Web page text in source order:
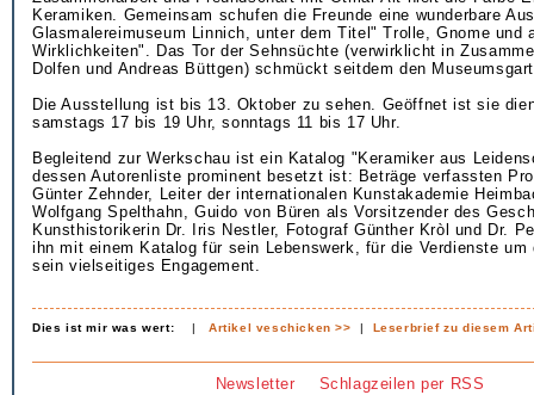
Keramiken. Gemeinsam schufen die Freunde eine wunderbare
Glasmalereimuseum Linnich, unter dem Titel" Trolle, Gnome und
Wirklichkeiten". Das Tor der Sehnsüchte (verwirklicht in
Dolfen und Andreas Büttgen) schmückt seitdem den
Die Ausstellung ist bis 13. Oktober zu sehen. Geöffnet ist sie
samstags 17 bis 19 Uhr, sonntags 11 bis 17 Uhr.
Begleitend zur Werkschau ist ein Katalog "Keramiker aus
dessen Autorenliste prominent besetzt ist: Beträge verfassten
Günter Zehnder, Leiter der internationalen Kunstakademie
Wolfgang Spelthahn, Guido von Büren als Vorsitzender des
Kunsthistorikerin Dr. Iris Nestler, Fotograf Günther Kròl und Dr.
ihn mit einem Katalog für sein Lebenswerk, für die Verdienste um
sein vielseitiges Engagement.
Dies ist mir was wert: |Artikel veschicken >> | Leserbrief zu diesem
Newsletter Schlagzeilen per RSS